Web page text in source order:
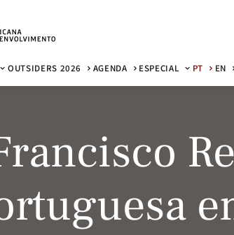
OUTSIDERS 2026 AGENDA ESPECIAL PT
EN